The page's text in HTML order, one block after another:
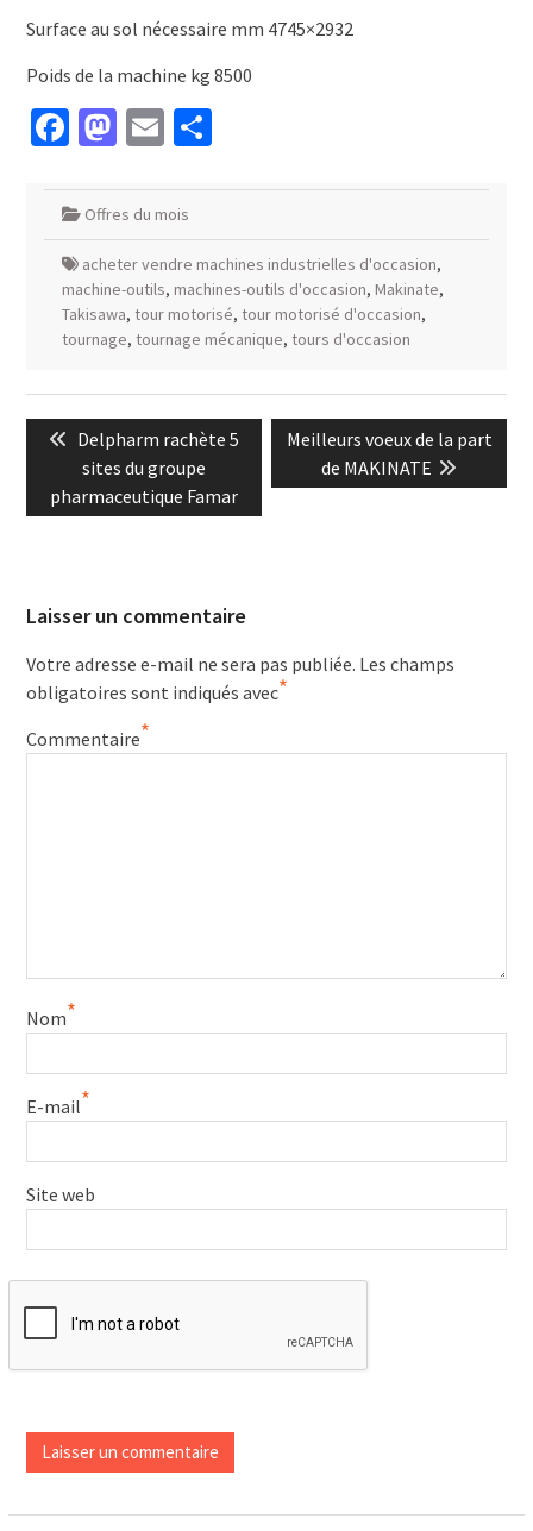
Surface au sol nécessaire mm 4745×2932
Poids de la machine kg 8500
Facebook
Mastodon
EmailPartager
Offres du mois
acheter vendre machines industrielles d'occasion,
machine-outils, machines-outils d'occasion, Makinate,
Takisawa, tour motorisé, tour motorisé d'occasion,
tournage, tournage mécanique, tours d'occasion
Navigation
l’article
Previous
post:
Delpharm rachète 5
sites du groupe
pharmaceutique Famar
Next
post:
Meilleurs voeux de la part
de MAKINATE
Laisser un commentaire
Votre adresse e-mail ne sera pas publiée. Les champs
obligatoires sont indiqués avec*
Commentaire*
Nom*
E-mail*
Site web